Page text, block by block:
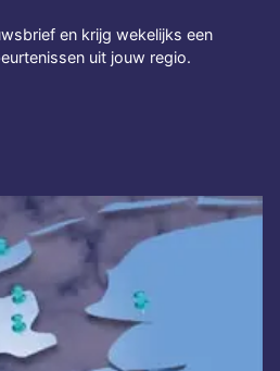
en krijg wekelijks een
uit jouw regio.